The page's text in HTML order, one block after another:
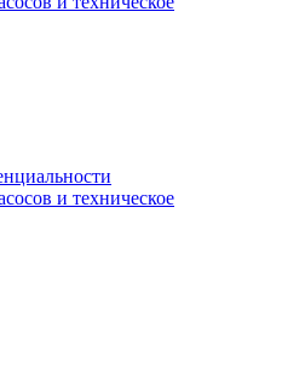
и техническое